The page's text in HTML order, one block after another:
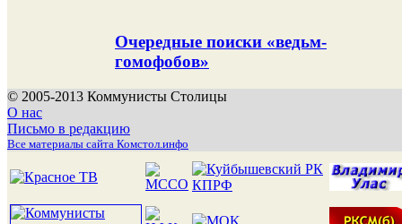
Очередные поиски «ведьм-
гомофобов»
© 2005-2013 Коммунисты Столицы
О нас
Письмо в редакцию
Все материалы сайта Комстол.инфо